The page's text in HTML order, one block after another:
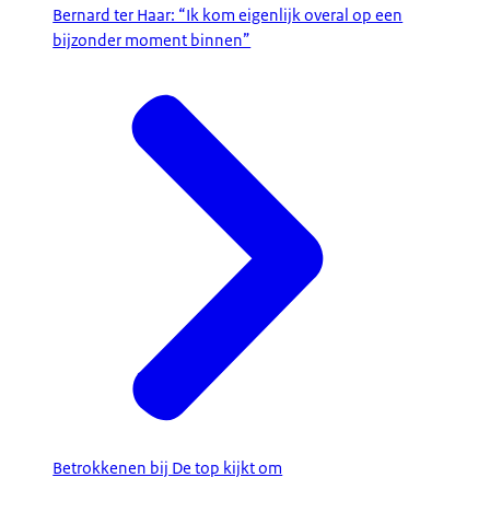
Bernard ter Haar: “Ik kom eigenlijk overal op een
bijzonder moment binnen”
Betrokkenen bij De top kijkt om